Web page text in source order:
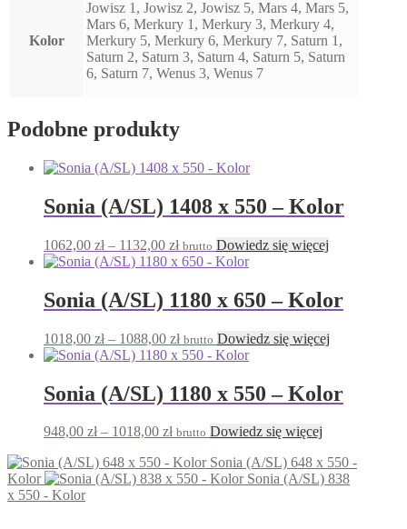
Kolor
Jowisz 1, Jowisz 2, Jowisz 5, Mars 4, Mars 5,
Mars 6, Merkury 1, Merkury 3, Merkury 4,
Merkury 5, Merkury 6, Merkury 7, Saturn 1,
Saturn 2, Saturn 3, Saturn 4, Saturn 5, Saturn
6, Saturn 7, Wenus 3, Wenus 7
Podobne produkty
Sonia (A/SL) 1408 x 550 – Kolor
1062,00 zł – 1132,00 złZakres
cen:
1062,00 zł
do
brutto Dowiedz się więcej
Sonia (A/SL) 1180 x 650 – Kolor
1018,00 zł – 1088,00 złZakres
cen:
1018,00 zł
do
brutto Dowiedz się więcej
Sonia (A/SL) 1180 x 550 – Kolor
948,00 zł – 1018,00 złZakres
od
948,00 zł
brutto Dowiedz się więcej
Sonia (A/SL) 648 x 550 -
Kolor
Sonia (A/SL) 838
x 550 - Kolor